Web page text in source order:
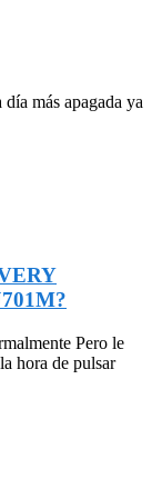
más apagada ya
Pero le
hora de pulsar